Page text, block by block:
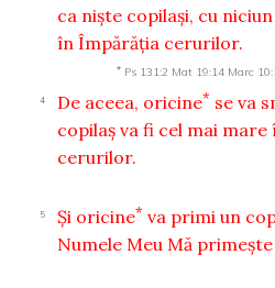
ca nişte copilaşi, cu
în Împărăţia cerurilor.
* Ps 131:2 Mat 19:14 Marc
4 De aceea, oricine* se va
copilaş va fi cel mai
cerurilor.
5 Şi oricine* va primi un
Numele Meu Mă